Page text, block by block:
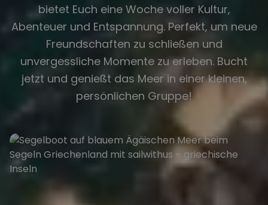
bietet Euch eine Woche voller Kultur,
Abenteuer und Entspannung. Perfekt, um neue
Freundschaften zu schließen und
unvergessliche Momente zu erleben. Bucht
jetzt und genießt das Meer in einer kleinen,
persönlichen Gruppe!